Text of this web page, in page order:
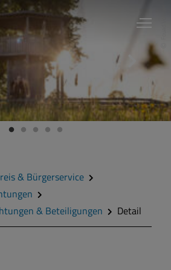
Fouad Vollmer
& Bürgerservice
& Beteiligungen
Detail